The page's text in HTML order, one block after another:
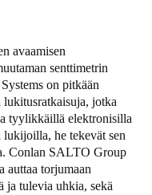
avaamisen
senttimetrin
on pitkään
jotka
tyylikkäillä elektronisilla
he tekevät sen
Conlan SALTO Group
auttaa torjumaan
tulevia uhkia, sekä